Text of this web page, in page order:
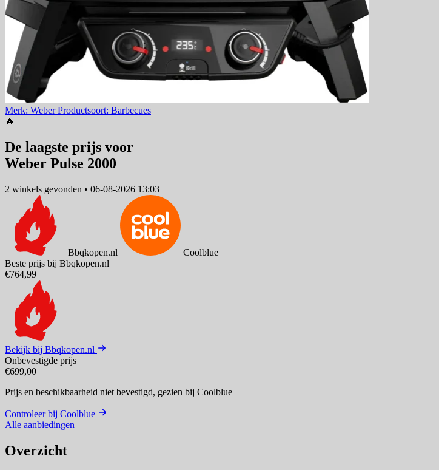
Merk: WeberProductsoort: Barbecues
🔥
De laagste prijs voor
Weber Pulse 2000
2 winkels gevonden • 06-08-2026 13:03
Bbqkopen.nl
Coolblue
Beste prijs bij Bbqkopen.nl
€764,99
Bekijk bij Bbqkopen.nl
Onbevestigde prijs
€699,00
Prijs en beschikbaarheid niet bevestigd, gezien bij Coolblue
Controleer bij Coolblue
Alle aanbiedingen
Overzicht